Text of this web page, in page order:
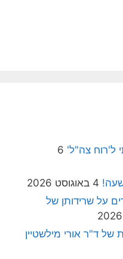
ל'רוח צה"ל' 6
4 באוגוסט 2026
על שרידותן של
של ד"ר אורי מילשטיין